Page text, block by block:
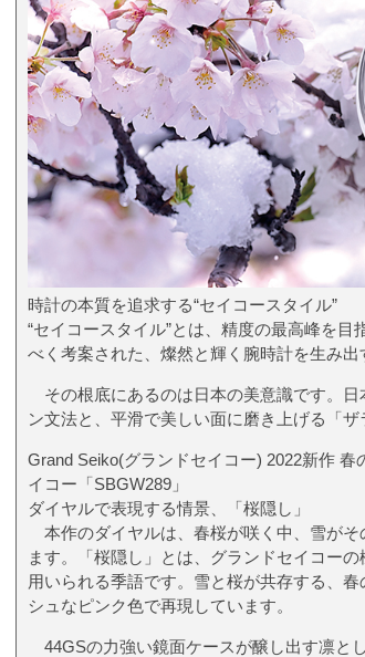
時計の本質を追求する“セイコースタイル”
“セイコースタイル”とは、精度の最高峰を
べく考案された、燦然と輝く腕時計を生み
その根底にあるのは日本の美意識です。日
ン文法と、平滑で美しい面に磨き上げる「
Grand Seiko(グランドセイコー) 2022新作
イコー「SBGW289」
ダイヤルで表現する情景、「桜隠し」
本作のダイヤルは、春桜が咲く中、雪がそ
ます。「桜隠し」とは、グランドセイコー
用いられる季語です。雪と桜が共存する、
シュなピンク色で再現しています。
44GSの力強い鏡面ケースが醸し出す凛と